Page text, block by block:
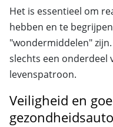
Het is essentieel om
hebben en te
"wondermiddelen"
slechts een onderdeel
levenspatroon.
Veiligheid en